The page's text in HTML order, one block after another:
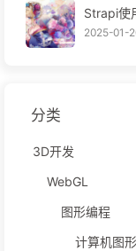
Strapi使
2025-01-
分类
3D开发
WebGL
图形编程
计算机图